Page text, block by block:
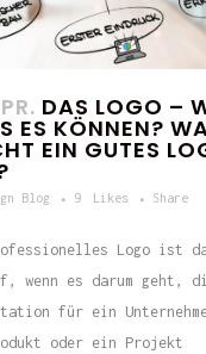
DAS LOGO –
ES KÖNNEN?
EIN GUTES
Blog 9 Likes Share
Logo ist
wenn es darum geht,
für ein
oder ein Projekt